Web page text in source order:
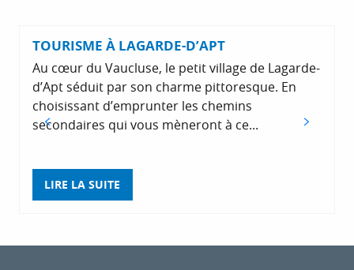
TOURISME À LAGARDE-D’APT
Au cœur du Vaucluse, le petit village de Lagarde-
d’Apt séduit par son charme pittoresque. En
choisissant d’emprunter les chemins
secondaires qui vous mèneront à ce...
LIRE LA SUITE